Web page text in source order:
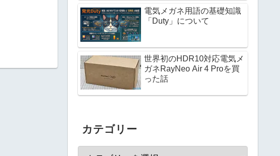
電気メガネ用語の基礎知識
「Duty」について
世界初のHDR10対応電気メ
ガネRayNeo Air 4 Proを買
った話
カテゴリー